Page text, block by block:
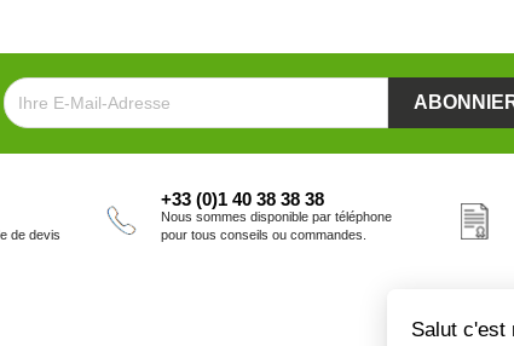
de devis
+33 (0)1 40 38 38 38
Nous sommes disponible par téléphone
pour tous conseils ou commandes.